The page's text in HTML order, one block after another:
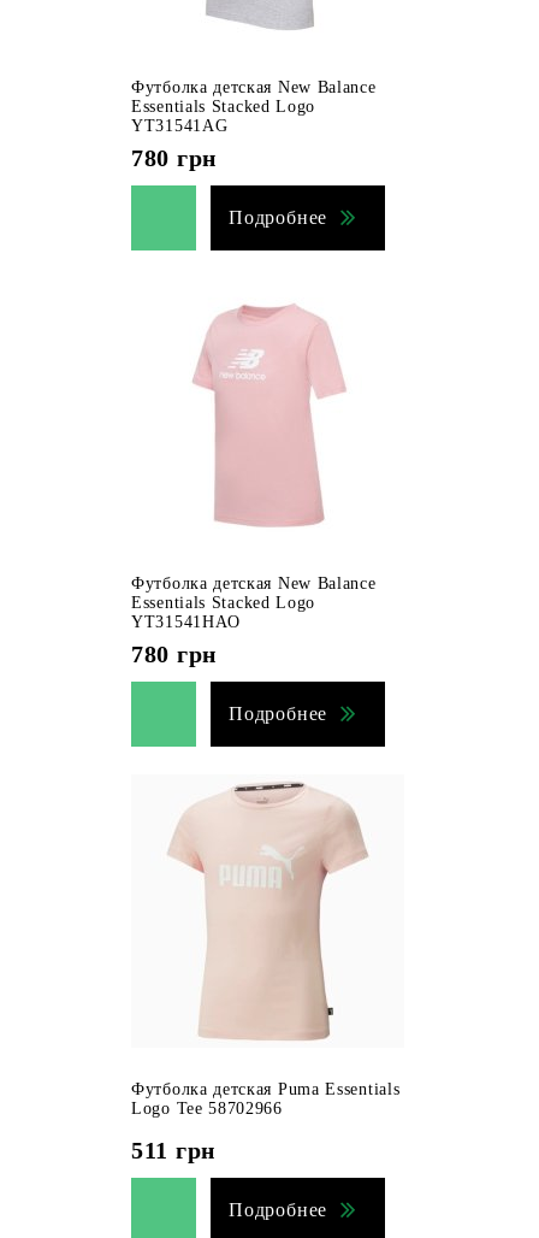
Футболка детская New Balance
Essentials Stacked Logo
YT31541AG
780 грн
Подробнее
Футболка детская New Balance
Essentials Stacked Logo
YT31541HAO
780 грн
Подробнее
Футболка детская Puma Essentials
Logo Tee 58702966
511 грн
Подробнее